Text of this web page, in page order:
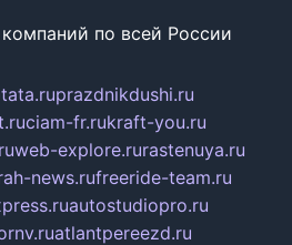
по всей России
prazdnikdushi.ru
ciam-fr.rukraft-you.ru
web-explore.rurastenuya.ru
news.rufreeride-team.ru
autostudiopro.ru
atlantpereezd.ru